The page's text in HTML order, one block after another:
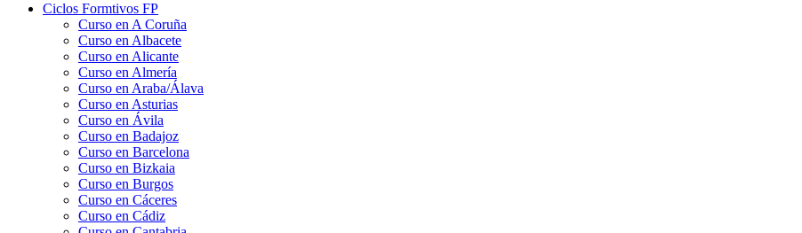
Ciclos Formtivos FP
Curso en A Coruña
Curso en Albacete
Curso en Alicante
Curso en Almería
Curso en Araba/Álava
Curso en Asturias
Curso en Ávila
Curso en Badajoz
Curso en Barcelona
Curso en Bizkaia
Curso en Burgos
Curso en Cáceres
Curso en Cádiz